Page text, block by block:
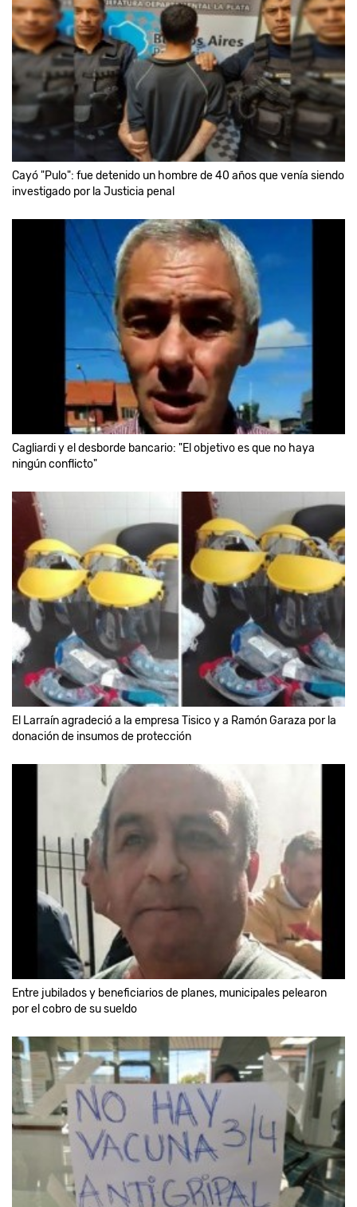
Cayó "Pulo": fue detenido un hombre de 40 años que venía siendo
investigado por la Justicia penal
Cagliardi y el desborde bancario: "El objetivo es que no haya
ningún conflicto"
El Larraín agradeció a la empresa Tisico y a Ramón Garaza por la
donación de insumos de protección
Entre jubilados y beneficiarios de planes, municipales pelearon
por el cobro de su sueldo